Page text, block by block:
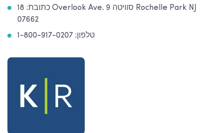
כתובת: 18 Overlook Ave. סוויטה 9 Rochelle Park NJ
07662
טלפון: 1-800-917-0207